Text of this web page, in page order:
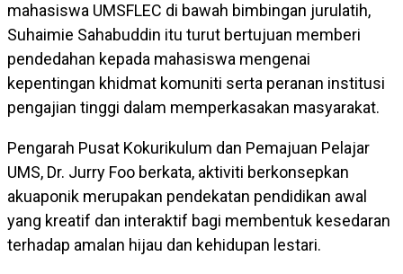
mahasiswa UMSFLEC di bawah bimbingan jurulatih,
Suhaimie Sahabuddin itu turut bertujuan memberi
pendedahan kepada mahasiswa mengenai
kepentingan khidmat komuniti serta peranan institusi
pengajian tinggi dalam memperkasakan masyarakat.
Pengarah Pusat Kokurikulum dan Pemajuan Pelajar
UMS, Dr. Jurry Foo berkata, aktiviti berkonsepkan
akuaponik merupakan pendekatan pendidikan awal
yang kreatif dan interaktif bagi membentuk kesedaran
terhadap amalan hijau dan kehidupan lestari.